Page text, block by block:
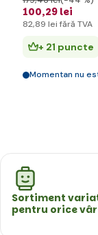
100,29 lei
82,89 lei fără TVA
+ 21 puncte
Momentan nu
Sortiment
pentru orice